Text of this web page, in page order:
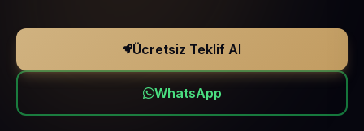
Ücretsiz Teklif Al
WhatsApp